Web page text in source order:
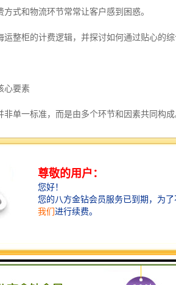
式和物流环节常常让客户感到困惑。
运整柜的计费逻辑，并探讨如何通过贴心的
心要素
非单一标准，而是由多个环节和因素共同构成
括以下几个部分：
湛江港到美洲目的港的核心运输费用，受航
节的报价会有所波动。
20英尺或40英尺标准集装箱，尺寸不同，费